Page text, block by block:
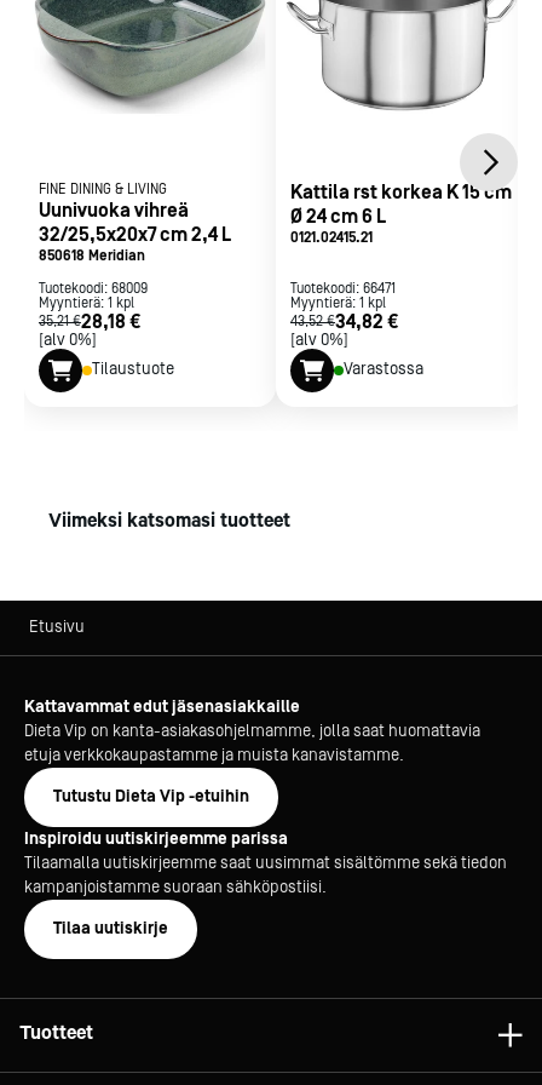
FINE DINING & LIVING
Uunivuoka vihreä
32/25,5x20x7 cm 2,4 L
850618 Meridian
Tuotekoodi: 68009
Myyntierä: 1 kpl
35,21 €28,18 €
[alv 0%]
Tilaustuote
Kattila rst korkea K 15 cm
Ø 24 cm 6 L
0121.02415.21
Tuotekoodi: 66471
Myyntierä: 1 kpl
43,52 €34,82 €
[alv 0%]
Varastossa
Viimeksi katsomasi tuotteet
Etusivu
Kattavammat edut jäsenasiakkaille
Dieta Vip on kanta-asiakasohjelmamme, jolla saat huomattavia
etuja verkkokaupastamme ja muista kanavistamme.
Tutustu Dieta Vip -etuihin
Inspiroidu uutiskirjeemme parissa
Tilaamalla uutiskirjeemme saat uusimmat sisältömme sekä tiedon
kampanjoistamme suoraan sähköpostiisi.
Tilaa uutiskirje
Tuotteet